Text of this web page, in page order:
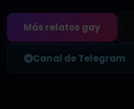
Más relatos gay
Canal de Telegram